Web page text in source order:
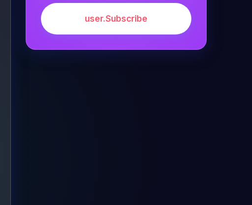
user.Subscribe